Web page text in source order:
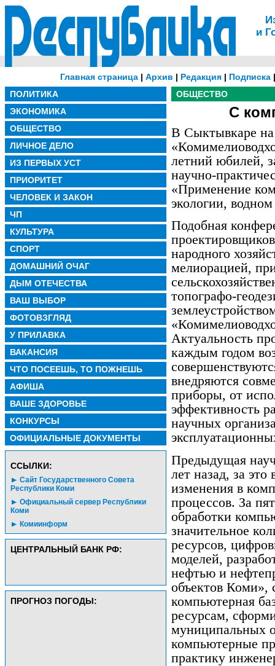
и
Главная страница | Архив | Редакция | Подписка
ПОЛИТИКА
ЭКОНОМИКА
ОБЩЕСТВО
ЛИЧНОЕ ДЕЛО
ИЗ ПЕРВЫХ УСТ
ПРИОРИТЕТ
ЧЕЛОВЕК И ЗАКОН
ЧП
КУЛЬТУРА
СПОРТ
ДОМАШНИЙ ОЧАГ
ДЫМ ОТЕЧЕСТВА
ВАШ ВЫБОР
ФОТОВЗГЛЯД
У ПРИЛАВКА
ВАКАНСИЯ
ЧТО ПОСЕЕШЬ, ТО ПОЖНЕШЬ
АФИША
ВАШЕ ЗДОРОВЬЕ
КОНКУРСЫ
ОФИЦИАЛЬНЫЕ ДОКУМЕНТЫ
CСЫЛКИ:
Сайт Государственного Совета
Республики Коми
Официальный сервер Республики
Коми
Комиинформ
ЦЕНТРАЛЬНЫЙ БАНК РФ:
ПРОГНОЗ ПОГОДЫ:
ОБЩЕСТВО
С
В Сыктывкаре на
летний юбилей,
научно-
«Применение
экологии, водном
Подобная
народного
мелиорацией,
топографо-
Актуальность
каждым годом
внедряются
приборы, от
эффективность
научных
Предыдущая
лет назад, за
изменения в
процессов. За
обработки
значительное
ресурсов,
моделей,
нефтью и
объектов Коми»,
компьютерная
ресурсам,
муниципальных
компьютерные
практику